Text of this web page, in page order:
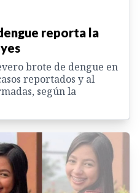
reporta la
brote de dengue en
reportados y al
según la